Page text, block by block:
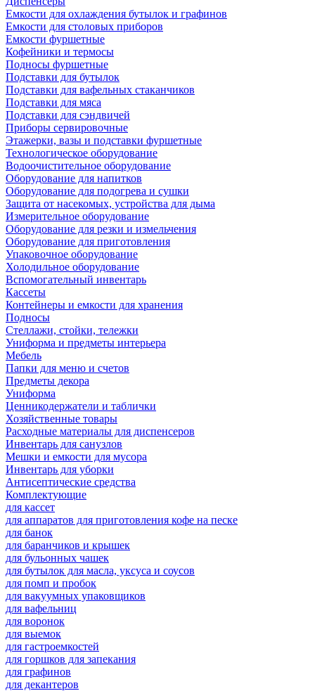
Емкости для охлаждения бутылок и графинов
Емкости для столовых приборов
Емкости фуршетные
Кофейники и термосы
Подносы фуршетные
Подставки для бутылок
Подставки для вафельных стаканчиков
Подставки для мяса
Подставки для сэндвичей
Приборы сервировочные
Этажерки, вазы и подставки фуршетные
Технологическое оборудование
Водоочистительное оборудование
Оборудование для напитков
Оборудование для подогрева и сушки
Защита от насекомых, устройства для дыма
Измерительное оборудование
Оборудование для резки и измельчения
Оборудование для приготовления
Упаковочное оборудование
Холодильное оборудование
Вспомогательный инвентарь
Кассеты
Контейнеры и емкости для хранения
Подносы
Стеллажи, стойки, тележки
Униформа и предметы интерьера
Мебель
Папки для меню и счетов
Предметы декора
Униформа
Ценникодержатели и таблички
Хозяйственные товары
Расходные материалы для диспенсеров
Инвентарь для санузлов
Мешки и емкости для мусора
Инвентарь для уборки
Антисептические средства
Комплектующие
для кассет
для аппаратов для приготовления кофе на песке
для банок
для баранчиков и крышек
для бульонных чашек
для бутылок для масла, уксуса и соусов
для помп и пробок
для вакуумных упаковщиков
для вафельниц
для воронок
для выемок
для гастроемкостей
для горшков для запекания
для графинов
для декантеров